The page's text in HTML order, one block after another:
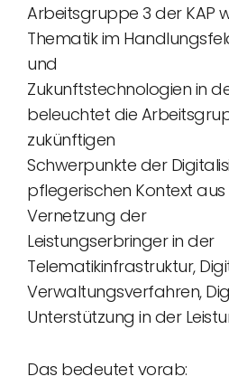
Arbeitsgruppe 3 der KAP
Thematik im
und
Zukunftstechnologien in
beleuchtet die
zukünftigen
Schwerpunkte der
pflegerischen Kontext aus
Vernetzung der
Leistungserbringer in der
Telematikinfrastruktur,
Verwaltungsverfahren,
Unterstützung in der
Das bedeutet vorab: